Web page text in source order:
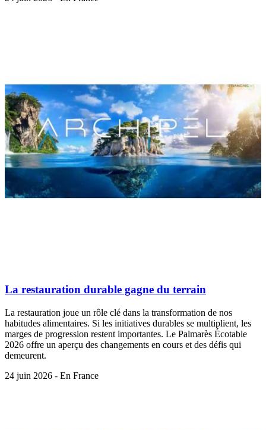
La restauration durable gagne du terrain
La restauration joue un rôle clé dans la transformation de nos
habitudes alimentaires. Si les initiatives durables se multiplient, les
marges de progression restent importantes. Le Palmarès Écotable
2026 offre un aperçu des changements en cours et des défis qui
demeurent.
24 juin 2026 - En France